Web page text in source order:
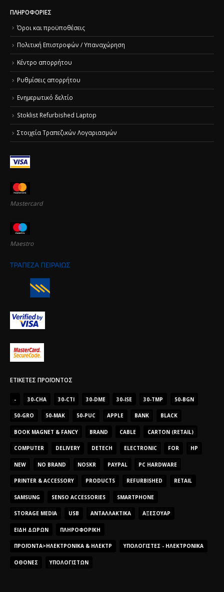
ΠΛΗΡΟΦΟΡΊΕΣ
Όροι και προϋποθέσεις
Πολιτική Επιστροφών / Υπαναχώρηση
Κέντρο απορρήτου
Ρυθμίσεις απορρήτου
Ενημερωτικό δελτίο
Stoklist Refurbished Laptop
Στοιχεία Τραπεζικών Λογαριασμών
Mastercard
Maestro
ΕΤΙΚΈΤΕΣ ΠΡΟΪΌΝΤΟΣ
- 30-CHA 30-CTI 30-DME 30-ISE 30-TMP 50-BGN
50-GRO 50-MAK 50-PUC APPLE BANK BLACK
BOOK MAGNET & FANCY BRAND CABLE CARTON (RETAIL)
COMPUTER DELIVERY DETECH ELECTRONIC FOR HP
NEW NO BRAND NOSKR PAYPAL PC HARDWARE
PRINTER & ACCESSORY PRODUCTS REFURBISHED RETAIL
SAMSUNG SENSO ACCESSORIES SMARTPHONE
STORAGE MEDIA USB ΑΝΤΑΛΛΑΚΤΙΚΆ ΑΞΕΣΟΥΆΡ
ΕΊΔΗ ΔΏΡΩΝ ΠΛΗΡΟΦΟΡΙΚΉ
ΠΡΟΪΌΝΤΑ>ΗΛΕΚΤΡΟΝΙΚΆ & ΗΛΕΚΤΡ ΥΠΟΛΟΓΙΣΤΈΣ - ΗΛΕΚΤΡΟΝΙΚΆ
ΟΘΌΝΕΣ ΥΠΟΛΟΓΙΣΤΏΝ